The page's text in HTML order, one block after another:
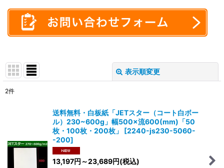
表示順変更
並び順:
2件
送料無料・白板紙「JETスター（コート白ボー
ル）230~600g」幅500×流600(mm)「50
枚・100枚・200枚」
[2240-js230-5060-
-200]
13,197円 ～23,689円(税込)